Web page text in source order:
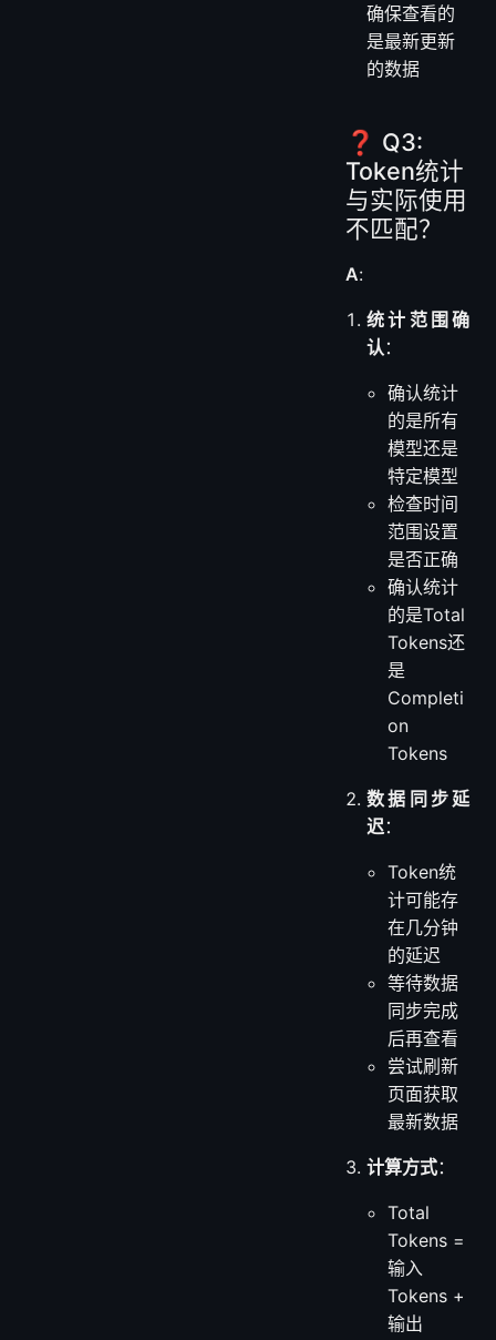
确保查看的
是最新更新
的数据
❓ Q3:
Token统计
与实际使用
不匹配？
A:
统计范围确
认 ：
确认统计
的是所有
模型还是
特定模型
检查时间
范围设置
是否正确
确认统计
的是Total
Tokens还
是
Completi
on
Tokens
数据同步延
迟：
Token统
计可能存
在几分钟
的延迟
等待数据
同步完成
后再查看
尝试刷新
页面获取
最新数据
计算方式：
Total
Tokens =
输入
Tokens +
输出